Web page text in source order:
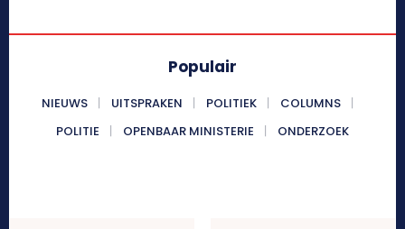
Populair
NIEUWS UITSPRAKEN POLITIEK
COLUMNS
POLITIE
OPENBAAR MINISTERIE ONDERZOEK